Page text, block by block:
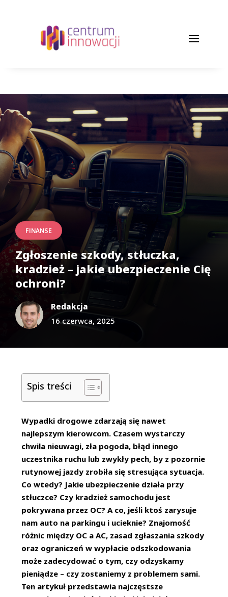
FINANSE
Zgłoszenie szkody, stłuczka,
kradzież – jakie ubezpieczenie Cię
ochroni?
Redakcja
16 czerwca, 2025
Spis treści
Wypadki drogowe zdarzają się nawet
najlepszym kierowcom. Czasem wystarczy
chwila nieuwagi, zła pogoda, błąd innego
uczestnika ruchu lub zwykły pech, by z pozornie
rutynowej jazdy zrobiła się stresująca sytuacja.
Co wtedy? Jakie ubezpieczenie działa przy
stłuczce? Czy kradzież samochodu jest
pokrywana przez OC? A co, jeśli ktoś zarysuje
nam auto na parkingu i ucieknie? Znajomość
różnic między OC a AC, zasad zgłaszania szkody
oraz ograniczeń w wypłacie odszkodowania
może zadecydować o tym, czy odzyskamy
pieniądze – czy zostaniemy z problemem sami.
Ten artykuł przedstawia najczęstsze